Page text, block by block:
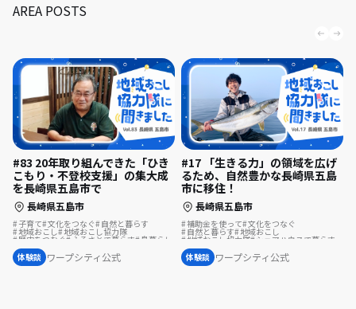
AREA POSTS
#83 20年取り組んできた「ひき
こもり・不登校支援」の集大成
を長崎県五島市で
長崎県五島市
子育て 文化をつなぐ 自然と暮らす
地域おこし 地域おこし協力隊
歴史をつむぐ ふるさとで暮らす 島暮らし
まちづくり
体験談 ワープシティ公式
#17 「生きる力」の領域を広げ
るため、自然豊かな長崎県五島
市に移住！
長崎県五島市
補助金を使って 文化をつなぐ
自然と暮らす 地域おこし
地域おこし協力隊 シェアハウスで暮らす
島暮らし
体験談 ワープシティ公式